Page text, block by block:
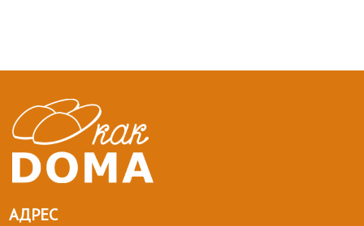
АДРЕС